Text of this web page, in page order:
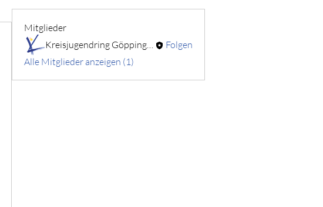
Mitglieder
Kreisjugendring Göppingen
Folgen
Alle Mitglieder anzeigen (1)